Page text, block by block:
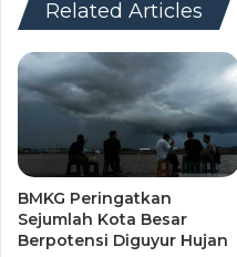
Related Articles
BMKG Peringatkan
Sejumlah Kota Besar
Berpotensi Diguyur Hujan